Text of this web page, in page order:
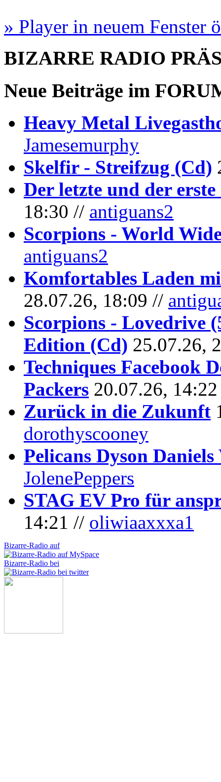
» Player in neuem Fenster
BIZARRE RADIO
Neue Beiträge im
Heavy Metal
Jamesemurphy
Skelfir - Streifzug (Cd)
Der letzte und der erste
18:30 // antiguans2
Scorpions - World
antiguans2
Komfortables Laden
28.07.26, 18:09 //
Scorpions - Lovedrive
Edition (Cd) 25.07.26,
Techniques Facebook
Packers 20.07.26,
Zurück in die Zukunft
dorothyscooney
Pelicans Dyson
JolenePeppers
STAG EV Pro für
14:21 // oliwiaaxxxa1
Bizarre-Radio auf
Bizarre-Radio bei